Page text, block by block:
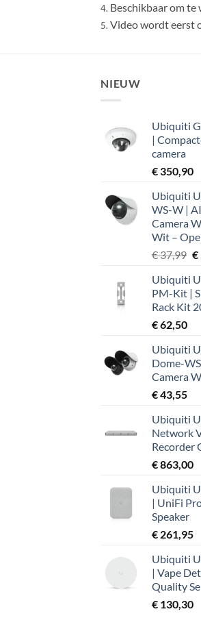
4. Beschikbaar om te
5. Video wordt eerst
NIEUW
Ubiquiti
|
camera
€ 350,90
Ubiquiti
WS-W |
Camera
Wit –
€37,99
€
€
Ubiquiti
PM-Kit |
Rack Kit
€62,50
Ubiquiti
Dome-
Camera
€43,55
Ubiquiti
Network
Recorder
€863,00
Ubiquiti
| UniFi
Speaker
€ 261,95
Ubiquiti
| Vape
Quality
€ 130,30